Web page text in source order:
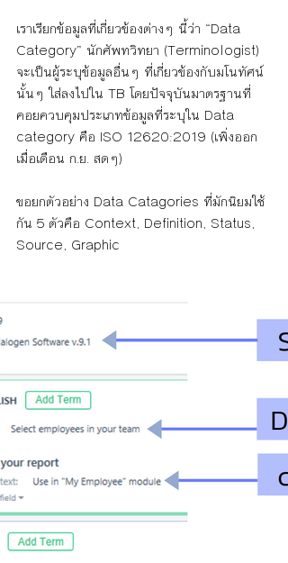
เราเรียกข้อมูลที่เกี่ยวข้องต่างๆ นี้ว่า “Data
Category” นักศัพทวิทยา (Terminologist)
จะเป็นผู้ระบุข้อมูลอื่นๆ ที่เกี่ยวข้องกับมโนทัศน์
นั้นๆ ใส่ลงไปใน TB โดยปัจจุบันมาตรฐานที่
คอยควบคุมประเภทข้อมูลที่ระบุใน Data
category คือ ISO 12620:2019 (เพิ่งออก
เมื่อเดือน ก.ย. สดๆ)
ขอยกตัวอย่าง Data Catagories ที่มักนิยมใช้
กัน 5 ตัวคือ Context, Definition, Status,
Source, Graphic